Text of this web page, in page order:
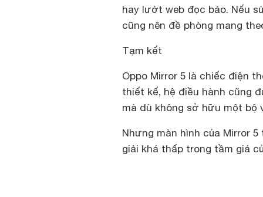
hay lướt web đọc báo. Nếu
cũng nên đề phòng mang
Tạm kết
Oppo Mirror 5 là chiếc điện
thiết kế, hệ điều hành cũng
mà dù không sở hữu một bộ
Nhưng màn hình của Mirror
giải khá thấp trong tầm giá